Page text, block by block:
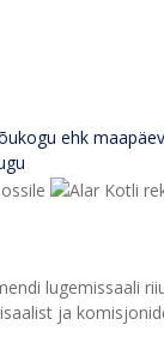
ehk maapäev
ja